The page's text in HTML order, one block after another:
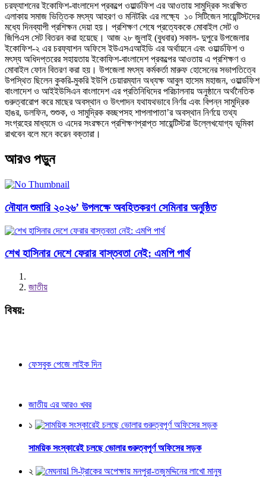
চরফ্যাশনের ইকোফিশ-বাংলাদেশ প্রকল্পে ওয়ার্ল্ডফিশ এর আওতায় সামুদ্রিক সংরক্ষিত
এলাকায় সমাজ ভিত্তিক মৎস্য আহরণ ও মনিটরিং এর লক্ষ্যে ১০ সিটিজেন সায়েন্টিস্টদের
মধ্যে দিনব্যাপী প্রশিক্ষন দেয়া হয়। প্রশিক্ষণ শেষে প্রত্যেককে মোবাইল সেট ও
জিপিএস সেট বিতরন করা হয়েছে। আজ ২৮ জুলাই (বুধবার) সকাল- দুপুরে উপজেলার
ইকোফিশ-২ এর চরফ্যাশন অফিসে ইউএসএআইডি এর অর্থায়নে এবং ওয়ার্ল্ডফিশ ও
মৎস্য অধিদপ্তরের সহায়তায় ইকোফিশ-বাংলাদেশ প্রকল্পের আওতায় এ প্রশিক্ষণ ও
মোবাইল ফোন বিতরণ করা হয়। উপজেলা মৎস্য কর্মকর্তা মারুফ হোসেনের সভাপতিত্বে
উপস্থিত ছিলেন কুকরি-মুকরি ইউপি চেয়ারম্যান অধ্যক্ষ আবুল হাসেম মহাজন, ওয়ার্ল্ডফিশ
বাংলাদেশ ও আইইউসিএন বাংলাদেশ এর প্রতিনিধিদের পরিচালনায় অনুষ্ঠানে অর্থনৈতিক
গুরুত্বারোপ করে মাছের অবস্থান ও উৎপাদন যথাযথভাবে নির্ণয় এবং বিপন্ন সামুদ্রিক
হাঙর, ডলফিন, শুশুক, ও সামুদ্রিক কচ্ছপসহ শাপলাপাতা’র অবস্থান নির্ণয়ে তথ্য
সংগ্রহের মাধ্যমে ও এদের সংরক্ষনে প্রশিক্ষণপ্রাপ্ত সায়েন্টিস্টরা উল্লেখযোগ্য ভূমিকা
রাখবেন বলে মনে করেন বক্তারা।
আরও পড়ুন
নৌযান শুমারি ২০২৬’ উপলক্ষে অবহিতকরণ সেমিনার অনুষ্ঠিত
শেখ হাসিনার দেশে ফেরার বাস্তবতা নেই: এমপি পার্থ
জাতীয়
বিষয়:
ফেসবুক পেজে লাইক দিন
জাতীয় এর আরও খবর
১
সাময়িক সংস্কারেই চলছে ভোলার গুরুত্বপূর্ণ অফিসের সড়ক
২